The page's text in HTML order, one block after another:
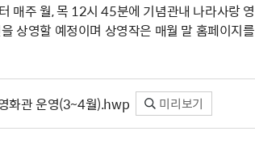
주 월, 목 12시 45분에 기념관내 나라사랑
상영할 예정이며 상영작은 매월 말 홈페이지
화관 운영(3~4월).hwp 미리보기